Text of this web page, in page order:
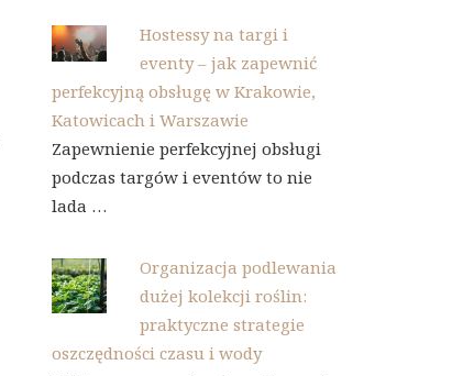
Hostessy na targi i
eventy – jak zapewnić
perfekcyjną obsługę w Krakowie,
Katowicach i Warszawie
Zapewnienie perfekcyjnej obsługi
podczas targów i eventów to nie
lada …
Organizacja podlewania
dużej kolekcji roślin:
praktyczne strategie
oszczędności czasu i wody